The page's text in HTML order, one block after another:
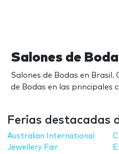
Salones de
Salones de Bodas en Brasil.
de Bodas en las principales
Ferias destacadas
Australian International
Jewellery Fair